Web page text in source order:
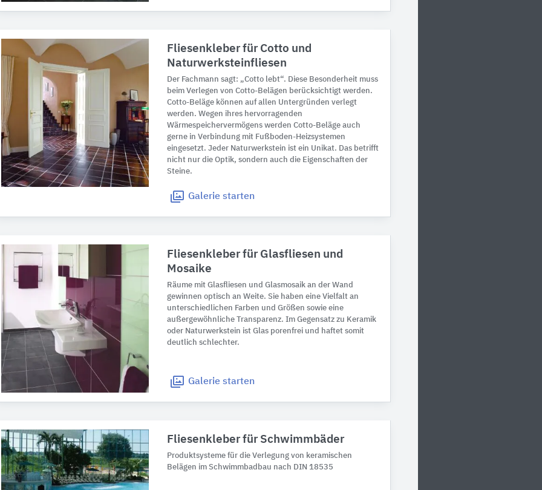
Fliesenkleber für Cotto und
Naturwerksteinfliesen
Der Fachmann sagt: „Cotto lebt“. Diese Besonderheit muss
beim Verlegen von Cotto-Belägen berücksichtigt werden.
Cotto-Beläge können auf allen Untergründen verlegt
werden. Wegen ihres hervorragenden
Wärmespeichervermögens werden Cotto-Beläge auch
gerne in Verbindung mit Fußboden-Heizsystemen
eingesetzt. Jeder Naturwerkstein ist ein Unikat. Das betrifft
nicht nur die Optik, sondern auch die Eigenschaften der
Steine.
Galerie starten
Fliesenkleber für Glasfliesen und
Mosaike
Räume mit Glasfliesen und Glasmosaik an der Wand
gewinnen optisch an Weite. Sie haben eine Vielfalt an
unterschiedlichen Farben und Größen sowie eine
außergewöhnliche Transparenz. Im Gegensatz zu Keramik
oder Naturwerkstein ist Glas porenfrei und haftet somit
deutlich schlechter.
Galerie starten
Fliesenkleber für Schwimmbäder
Produktsysteme für die Verlegung von keramischen
Belägen im Schwimmbadbau nach DIN 18535